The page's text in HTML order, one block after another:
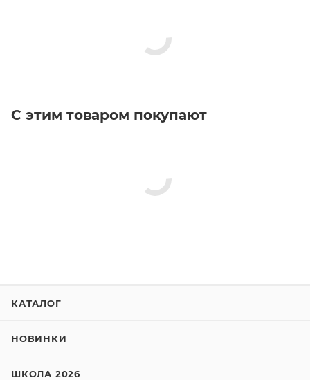
С этим товаром покупают
КАТАЛОГ
НОВИНКИ
ШКОЛА 2026